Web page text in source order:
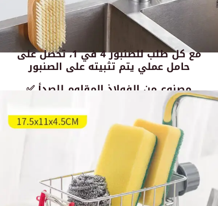
مع كل طلب للصنبور 4 في 1، تحصل على
حامل عملي يتم تثبيته على الصنبور
✅ مصنوع من الفولاذ المقاوم للصدأ